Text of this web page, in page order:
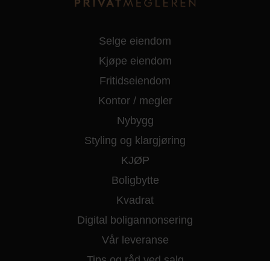
Selge eiendom
Kjøpe eiendom
Fritidseiendom
Kontor / megler
Nybygg
Styling og klargjøring
KJØP
Boligbytte
Kvadrat
Digital boligannonsering
Vår leveranse